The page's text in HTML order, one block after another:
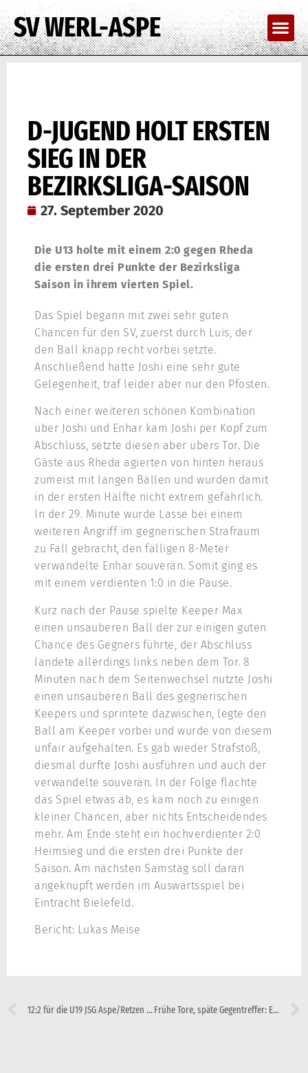
SV WERL-ASPE
D-JUGEND HOLT ERSTEN
SIEG IN DER
BEZIRKSLIGA-SAISON
27. September 2020
Die U13 holte mit einem 2:0 gegen Rheda
die ersten drei Punkte der Bezirksliga
Saison in ihrem vierten Spiel.
Das Spiel begann mit zwei sehr guten
Chancen für den SV, zuerst durch Luis, der
den Ball knapp recht vorbei setzte.
Anschließend hatte Joshi eine sehr gute
Gelegenheit, traf leider aber nur den Pfosten.
Nach einer weiteren schönen Kombination
über Joshi und Enhar kam Joshi per Kopf zum
Abschluss, setzte diesen aber übers Tor. Die
Gäste aus Rheda agierten von hinten heraus
zumeist mit langen Bällen und wurden damit
in der ersten Hälfte nicht extrem gefährlich.
In der 29. Minute wurde Lasse bei einem
weiteren Angriff im gegnerischen Strafraum
zu Fall gebracht, den fälligen 8-Meter
verwandelte Enhar souverän. Somit ging es
mit einem verdienten 1:0 in die Pause.
Kurz nach der Pause spielte Keeper Max
einen unsauberen Ball der zur einigen guten
Chance des Gegners führte, der Abschluss
landete allerdings links neben dem Tor. 8
Minuten nach dem Seitenwechsel nutzte Joshi
einen unsauberen Ball des gegnerischen
Keepers und sprintete dazwischen, legte den
Ball am Keeper vorbei und wurde von diesem
unfair aufgehalten. Es gab wieder Strafstoß,
diesmal durfte Joshi ausführen und auch der
verwandelte souverän. In der Folge flachte
das Spiel etwas ab, es kam noch zu einigen
kleiner Chancen, aber nichts Entscheidendes
mehr. Am Ende steht ein hochverdienter 2:0
Heimsieg und die ersten drei Punkte der
Saison. Am nächsten Samstag soll daran
angeknüpft werden im Auswärtsspiel bei
Eintracht Bielefeld.
Bericht: Lukas Meise
12:2 für die U19 JSG Aspe/Retzen gegen BV Werther Frühe Tore, späte Gegentreffer: E1 siegt in Lockhausen